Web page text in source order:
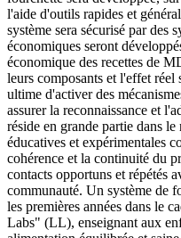
l'aide d'outils rapides et
système sera sécurisé par des
économiques seront
économique des recettes de
leurs composants et l'effet réel
ultime d'activer des
assurer la reconnaissance et
réside en grande partie dans
éducatives et expérimentales
cohérence et la continuité du
contacts opportuns et répétés
communauté. Un système de
les premières années dans le
Labs" (LL), enseignant aux